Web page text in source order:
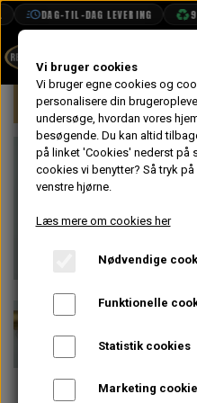
DAG-TIL-DAG LEVERING
BOOK TID
PROJEKTER
TEKNISK DATA
VANDPOLERING
Forside Mini
På lager
Vi bruger cookies
Vi bruger egne cookies og
personalisere din
undersøge, hvordan vores
besøgende. Du kan altid
på linket 'Cookies' nederst på
cookies vi benytter? Så tryk
venstre hjørne.
Læs mere om cookies her
Nødvendige
Funktionelle
Statistik cookies
Marketing